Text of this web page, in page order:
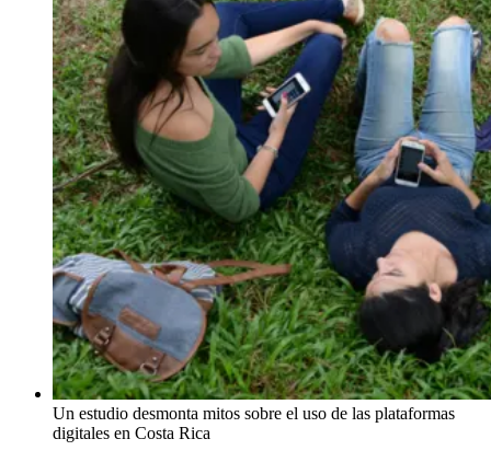
Un estudio desmonta mitos sobre el uso de las plataformas
digitales en Costa Rica